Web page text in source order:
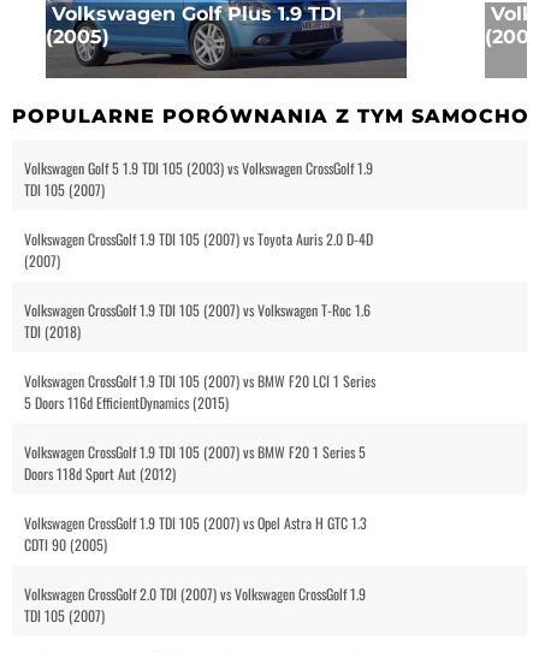
Volkswagen Golf Plus 1.9 TDI
(2005)
POPULARNE PORÓWNANIA Z TYM
Volkswagen Golf 5 1.9 TDI 105 (2003) vs Volkswagen CrossGolf 1.9
TDI 105 (2007)
Volkswagen CrossGolf 1.9 TDI 105 (2007) vs Toyota Auris 2.0 D-4D
(2007)
Volkswagen CrossGolf 1.9 TDI 105 (2007) vs Volkswagen T-Roc 1.6
TDI (2018)
Volkswagen CrossGolf 1.9 TDI 105 (2007) vs BMW F20 LCI 1 Series
5 Doors 116d EfficientDynamics (2015)
Volkswagen CrossGolf 1.9 TDI 105 (2007) vs BMW F20 1 Series 5
Doors 118d Sport Aut (2012)
Volkswagen CrossGolf 1.9 TDI 105 (2007) vs Opel Astra H GTC 1.3
CDTI 90 (2005)
Volkswagen CrossGolf 2.0 TDI (2007) vs Volkswagen CrossGolf 1.9
TDI 105 (2007)